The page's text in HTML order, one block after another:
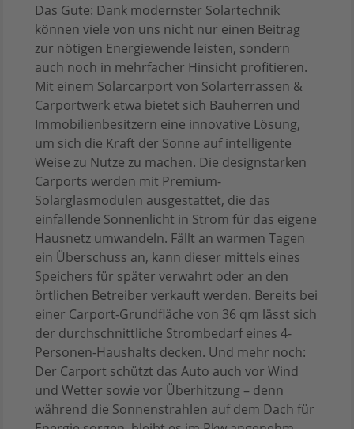
Das Gute: Dank modernster Solartechnik
können viele von uns nicht nur einen Beitrag
zur nötigen Energiewende leisten, sondern
auch noch in mehrfacher Hinsicht profitieren.
Mit einem Solarcarport von Solarterrassen &
Carportwerk etwa bietet sich Bauherren und
Immobilienbesitzern eine innovative Lösung,
um sich die Kraft der Sonne auf intelligente
Weise zu Nutze zu machen. Die designstarken
Carports werden mit Premium-
Solarglasmodulen ausgestattet, die das
einfallende Sonnenlicht in Strom für das eigene
Hausnetz umwandeln. Fällt an warmen Tagen
ein Überschuss an, kann dieser mittels eines
Speichers für später verwahrt oder an den
örtlichen Betreiber verkauft werden. Bereits bei
einer Carport-Grundfläche von 36 qm lässt sich
der durchschnittliche Strombedarf eines 4-
Personen-Haushalts decken. Und mehr noch:
Der Carport schützt das Auto auch vor Wind
und Wetter sowie vor Überhitzung – denn
während die Sonnenstrahlen auf dem Dach für